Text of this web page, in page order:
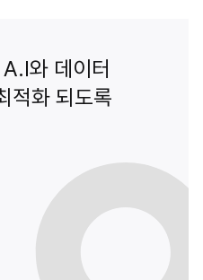
와 데이터
적화 되도록